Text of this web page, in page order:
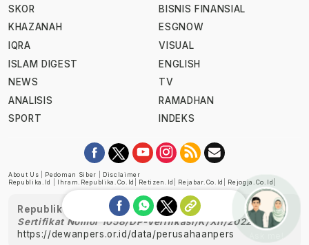
SKOR
KHAZANAH
IQRA
ISLAM DIGEST
NEWS
ANALISIS
SPORT
BISNIS FINANSIAL
ESGNOW
VISUAL
ENGLISH
TV
RAMADHAN
INDEKS
About Us Pedoman Siber
Disclaimer
Republika.id
Ihram.republika.co.id Retizen.id Rejabar.co.id Rejogja.co.id
Republika telah diverifikasi oleh Dewan Pers
Sertifikat Nomor 1058/DP-Verifikasi/K/XII/2022
https://dewanpers.or.id/data/perusahaanpers